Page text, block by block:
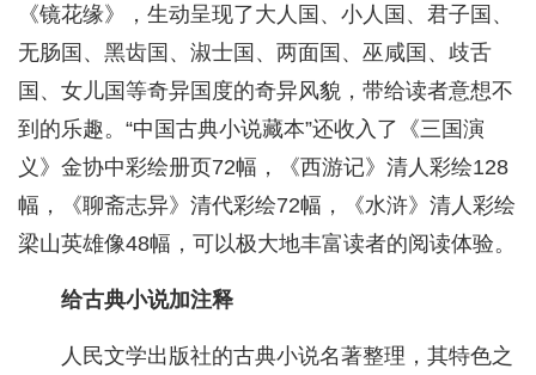
《镜花缘》，生动呈现了大人国、小人国、君子国、
无肠国、黑齿国、淑士国、两面国、巫咸国、歧舌
国、女儿国等奇异国度的奇异风貌，带给读者意想不
到的乐趣。“中国古典小说藏本”还收入了《三国演
义》金协中彩绘册页72幅，《西游记》清人彩绘128
幅，《聊斋志异》清代彩绘72幅，《水浒》清人彩绘
梁山英雄像48幅，可以极大地丰富读者的阅读体验。
给古典小说加注释
人民文学出版社的古典小说名著整理，其特色之